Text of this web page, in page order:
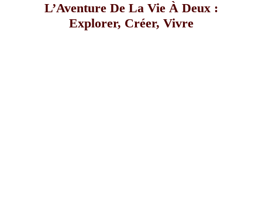
L’Aventure De La Vie À Deux :
Explorer, Créer, Vivre